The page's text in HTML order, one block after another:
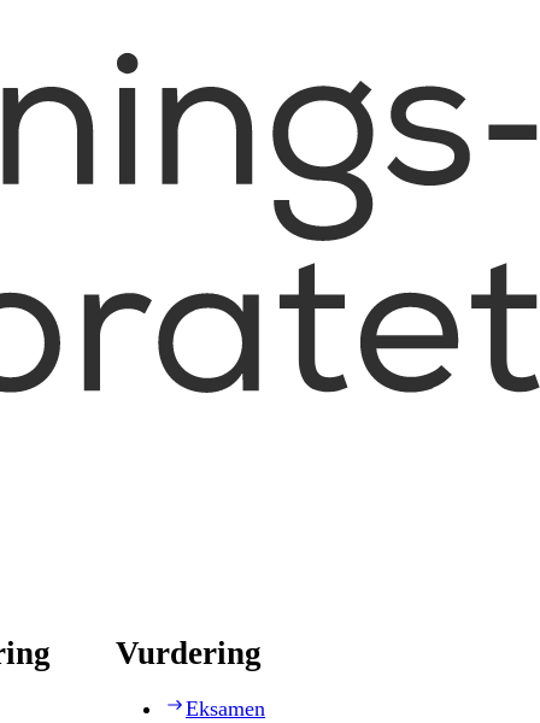
Vurdering
Eksamen